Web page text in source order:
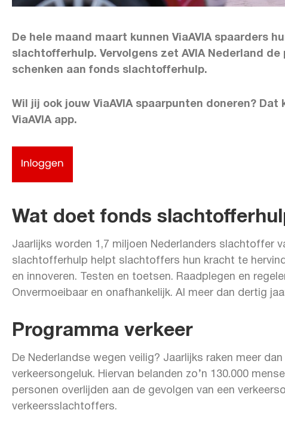
De hele maand maart kunnen ViaAVIA spaarders
slachtofferhulp. Vervolgens zet AVIA Nederland
schenken aan fonds slachtofferhulp.
Wil jij ook jouw ViaAVIA spaarpunten doneren? Dat
ViaAVIA app.
Wat doet fonds
Jaarlijks worden 1,7 miljoen Nederlanders slachtoffer
slachtofferhulp helpt slachtoffers hun kracht te
en innoveren. Testen en toetsen. Raadplegen en
Onvermoeibaar en onafhankelijk. Al meer dan dertig
Programma verkeer
De Nederlandse wegen veilig? Jaarlijks raken meer
verkeersongeluk. Hiervan belanden zo’n 130.000
personen overlijden aan de gevolgen van een
verkeersslachtoffers.